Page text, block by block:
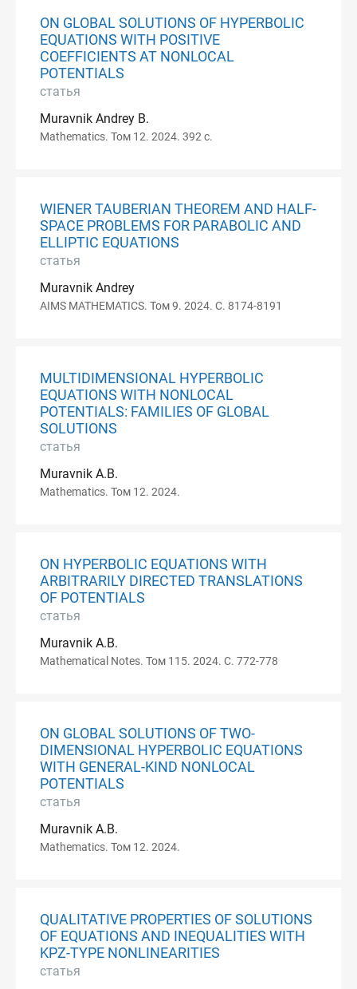
ON GLOBAL SOLUTIONS OF HYPERBOLIC
EQUATIONS WITH POSITIVE
COEFFICIENTS AT NONLOCAL
POTENTIALS
статья
Muravnik Andrey B.
Mathematics. Том 12. 2024. 392 с.
WIENER TAUBERIAN THEOREM AND HALF-
SPACE PROBLEMS FOR PARABOLIC AND
ELLIPTIC EQUATIONS
статья
Muravnik Andrey
AIMS MATHEMATICS. Том 9. 2024. С. 8174-8191
MULTIDIMENSIONAL HYPERBOLIC
EQUATIONS WITH NONLOCAL
POTENTIALS: FAMILIES OF GLOBAL
SOLUTIONS
статья
Muravnik A.B.
Mathematics. Том 12. 2024.
ON HYPERBOLIC EQUATIONS WITH
ARBITRARILY DIRECTED TRANSLATIONS
OF POTENTIALS
статья
Muravnik A.B.
Mathematical Notes. Том 115. 2024. С. 772-778
ON GLOBAL SOLUTIONS OF TWO-
DIMENSIONAL HYPERBOLIC EQUATIONS
WITH GENERAL-KIND NONLOCAL
POTENTIALS
статья
Muravnik A.B.
Mathematics. Том 12. 2024.
QUALITATIVE PROPERTIES OF SOLUTIONS
OF EQUATIONS AND INEQUALITIES WITH
KPZ-TYPE NONLINEARITIES
статья